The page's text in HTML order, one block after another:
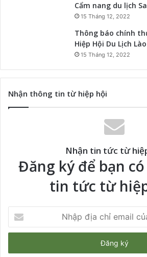
Cẩm nang du lịch
15 Tháng 12, 2022
Thông báo chính
Hiệp Hội Du Lịch
15 Tháng 12, 2022
Nhận thông tin từ hiệp hội
Nhận tin tức từ
Đăng ký để bạn
tin tức từ
địa
chỉ
của